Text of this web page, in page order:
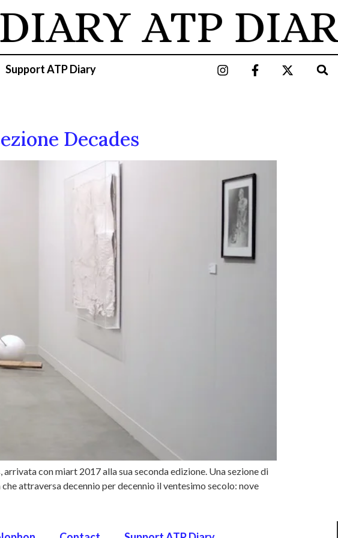
ATP
Support ATP Diary
Decades
con miart 2017 alla sua seconda edizione. Una sezione di
attraversa decennio per decennio il ventesimo secolo: nove